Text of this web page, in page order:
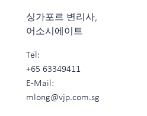
싱가포르 변리사,
어소시에이트
Tel:
+65 63349411
E-Mail:
mlong@vjp.com.sg